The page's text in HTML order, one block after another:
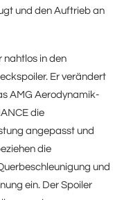
und den Auftrieb an
nahtlos in den
Er verändert
AMG Aerodynamik-
die
angepasst und
die
und
ein. Der Spoiler